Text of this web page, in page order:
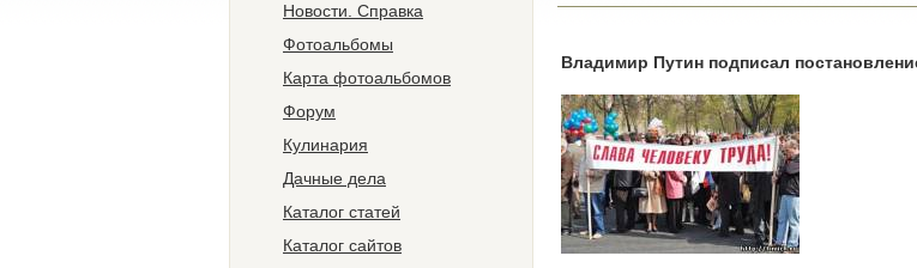
Новости. Справка
Фотоальбомы
Карта фотоальбомов
Форум
Кулинария
Дачные дела
Каталог статей
Каталог сайтов
Владимир Путин подписал